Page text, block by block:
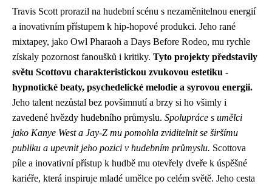
Travis Scott prorazil na hudební scénu s nezaměnitelnou energií
a inovativním přístupem k hip-hopové produkci. Jeho rané
mixtapey, jako Owl Pharaoh a Days Before Rodeo, mu rychle
získaly pozornost fanoušků i kritiky. Tyto projekty představily
světu Scottovu charakteristickou zvukovou estetiku -
hypnotické beaty, psychedelické melodie a syrovou energii.
Jeho talent nezůstal bez povšimnutí a brzy si ho všimly i
zavedené hvězdy hudebního průmyslu. Spolupráce s umělci
jako Kanye West a Jay-Z mu pomohla zviditelnit se širšímu
publiku a upevnit jeho pozici v hudebním průmyslu. Scottova
píle a inovativní přístup k hudbě mu otevřely dveře k úspěšné
kariéře, která inspiruje mladé umělce po celém světě. Jeho cesta